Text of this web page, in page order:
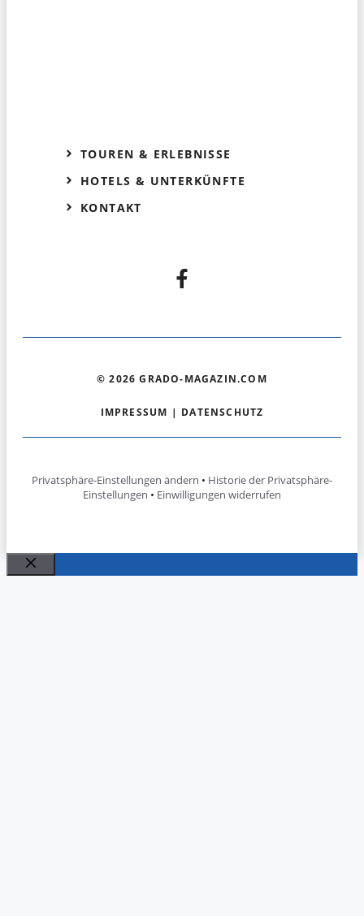
TOUREN & ERLEBNISSE
HOTELS & UNTERKÜNFTE
KONTAKT
© 2026 GRADO-MAGAZIN.COM
IMPRESSUM | DATENSCHUTZ
Privatsphäre-Einstellungen ändern • Historie der Privatsphäre-
Einstellungen • Einwilligungen widerrufen
Schließen